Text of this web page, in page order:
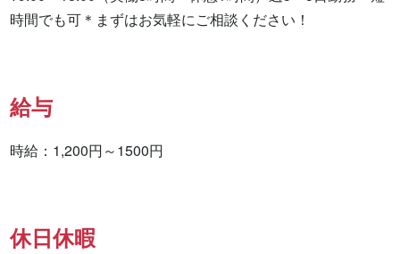
時間でも可＊まずはお気軽にご相談ください！
給与
時給：1,200円～1500円
休日休暇